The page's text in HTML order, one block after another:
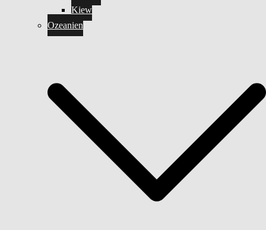
Kiew
Ozeanien